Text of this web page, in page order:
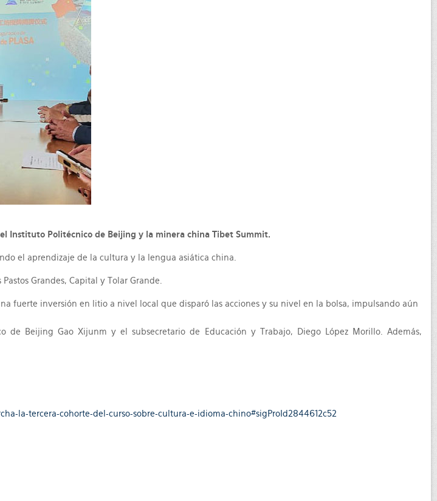
Instituto Politécnico de Beijing y la minera china Tibet Summit.
el aprendizaje de la cultura y la lengua asiática china.
Grandes, Capital y Tolar Grande.
fuerte inversión en litio a nivel local que disparó las acciones y su nivel en la bolsa, impulsando aún
Beijing Gao Xijunm y el subsecretario de Educación y Trabajo, Diego López Morillo. Además,
la-tercera-cohorte-del-curso-sobre-cultura-e-idioma-chino#sigProId2844612c52